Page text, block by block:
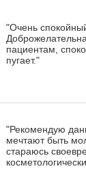
"Очень
пациентам,
пугает."
"Рекомендую
мечтают быть
стараюсь